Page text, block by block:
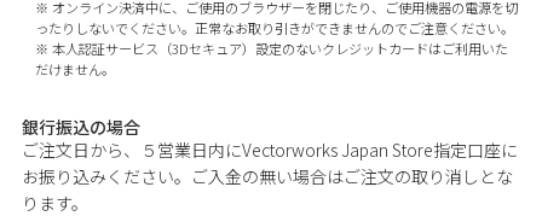
オンライン決済中に、ご使用のブラウザーを閉じたり、ご使用機器の電源を切
ったりしないでください。正常なお取り引きができませんのでご注意ください。
本人認証サービス（3Dセキュア）設定のないクレジットカードはご利用いた
だけません。
銀行振込の場合
ご注文日から、５営業日内にVectorworks Japan Store指定口座に
お振り込みください。ご入金の無い場合はご注文の取り消しとな
ります。